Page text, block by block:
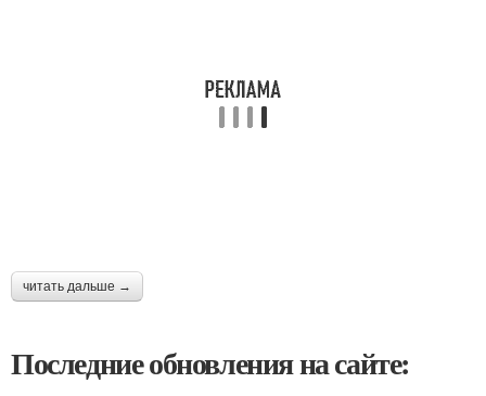
читать дальше →
Последние обновления на сайте: